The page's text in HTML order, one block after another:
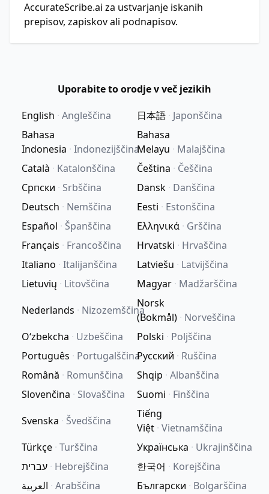
AccurateScribe.ai za ustvarjanje iskanih
prepisov, zapiskov ali podnapisov.
Uporabite to orodje v več jezikih
English · Angleščina 日本語 · Japonščina
Bahasa
Indonesia · Indonezijščina
Bahasa
Melayu · Malajščina
Català · Katalonščina Čeština · Češčina
Српски · Srbščina Dansk · Danščina
Deutsch · Nemščina Eesti · Estonščina
Español · Španščina Ελληνικά · Grščina
Français · Francoščina Hrvatski · Hrvaščina
Italiano · Italijanščina Latviešu · Latvijščina
Lietuvių · Litovščina Magyar · Madžarščina
Nederlands · Nizozemščina
Norsk
(Bokmål) · Norveščina
Oʻzbekcha · Uzbeščina Polski · Poljščina
Português · PortugalščinaРусский · Ruščina
Română · Romunščina Shqip · Albanščina
Slovenčina · Slovaščina Suomi · Finščina
Svenska · Švedščina
Tiếng
Việt · Vietnamščina
Türkçe · Turščina Українська · Ukrajinščina
עברית · Hebrejščina 한국어 · Korejščina
العربية · Arabščina Български · Bolgarščina